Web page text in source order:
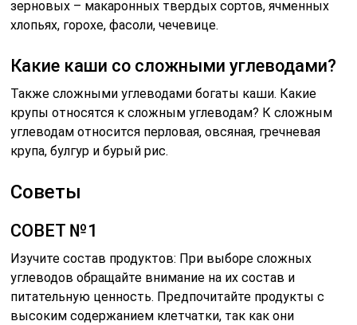
зерновых – макаронных твердых сортов, ячменных
хлопьях, горохе, фасоли, чечевице.
Какие каши со сложными углеводами?
Также сложными углеводами богаты каши. Какие
крупы относятся к сложным углеводам? К сложным
углеводам относится перловая, овсяная, гречневая
крупа, булгур и бурый рис.
Советы
СОВЕТ №1
Изучите состав продуктов: При выборе сложных
углеводов обращайте внимание на их состав и
питательную ценность. Предпочитайте продукты с
высоким содержанием клетчатки, так как они